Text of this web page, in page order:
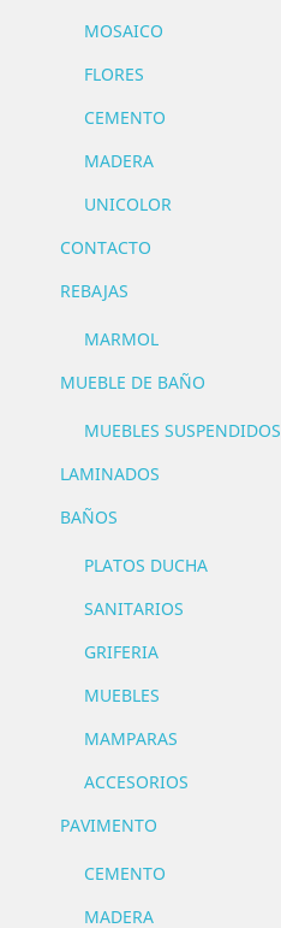
MOSAICO
FLORES
CEMENTO
MADERA
UNICOLOR
CONTACTO
REBAJAS
MARMOL
MUEBLE DE BAÑO
MUEBLES SUSPENDIDOS
LAMINADOS
BAÑOS
PLATOS DUCHA
SANITARIOS
GRIFERIA
MUEBLES
MAMPARAS
ACCESORIOS
PAVIMENTO
CEMENTO
MADERA